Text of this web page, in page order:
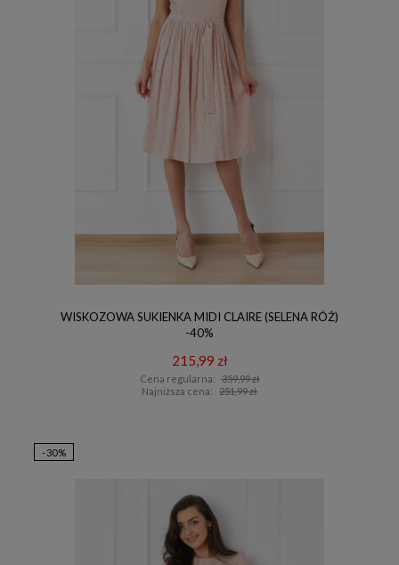
WISKOZOWA SUKIENKA MIDI CLAIRE (SELENA RÓŻ)
-40%
215,99 zł
Cena regularna: 359,99 zł
Najniższa cena:
251,99 zł
-30%